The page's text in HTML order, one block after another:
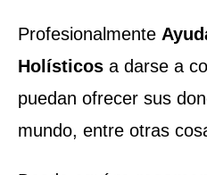
Profesionalmente
Holísticos a darse a
puedan ofrecer sus
mundo, entre otras